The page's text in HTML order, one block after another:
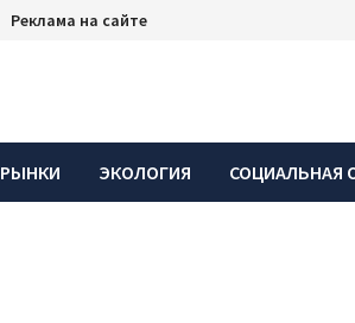
Реклама на сайте
РЫНКИ ЭКОЛОГИЯ СОЦИАЛЬНАЯ